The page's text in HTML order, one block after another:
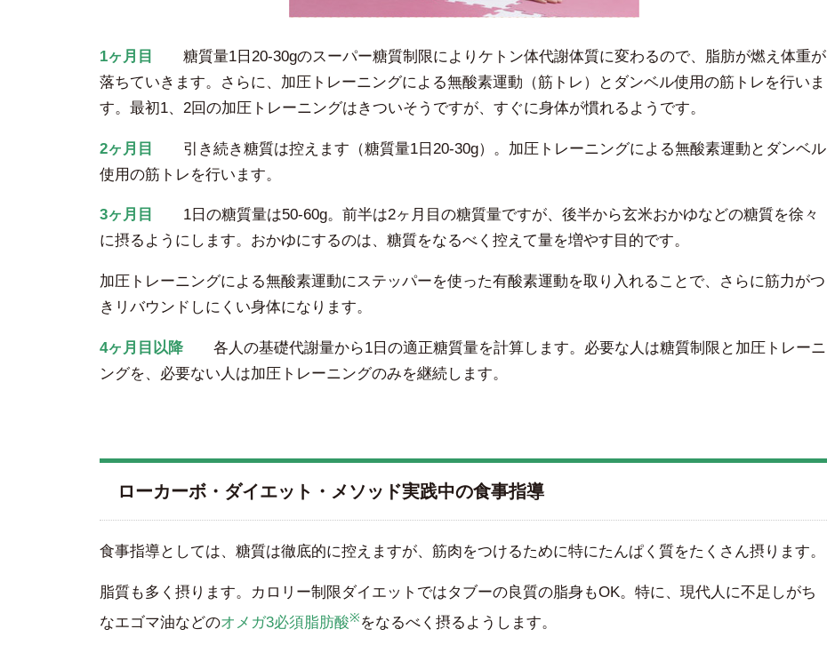
1ヶ月目
糖質量1日20-30gのスーパー糖質制限によりケトン体代謝体質に変わるので、脂肪が燃え体重が
落ちていきます。さらに、加圧トレーニングによる無酸素運動（筋トレ）とダンベル使用の筋トレを行いま
す。最初1、2回の加圧トレーニングはきついそうですが、すぐに身体が慣れるようです。
2ヶ月目
引き続き糖質は控えます（糖質量1日20-30g）。加圧トレーニングによる無酸素運動とダンベル
使用の筋トレを行います。
3ヶ月目
1日の糖質量は50-60g。前半は2ヶ月目の糖質量ですが、後半から玄米おかゆなどの糖質を徐々
に摂るようにします。おかゆにするのは、糖質をなるべく控えて量を増やす目的です。
加圧トレーニングによる無酸素運動にステッパーを使った有酸素運動を取り入れることで、さらに筋力がつ
きリバウンドしにくい身体になります。
4ヶ月目以降各人の基礎代謝量から1日の適正糖質量を計算します。必要な人は糖質制限と加圧トレーニ
ングを、必要ない人は加圧トレーニングのみを継続します。
ローカーボ・ダイエット・メソッド実践中の食事指導
食事指導としては、糖質は徹底的に控えますが、筋肉をつけるために特にたんぱく質をたくさん摂ります。
脂質も多く摂ります。カロリー制限ダイエットではタブーの良質の脂身もOK。特に、現代人に不足しがち
なエゴマ油などのオメガ3必須脂肪酸※をなるべく摂るようします。